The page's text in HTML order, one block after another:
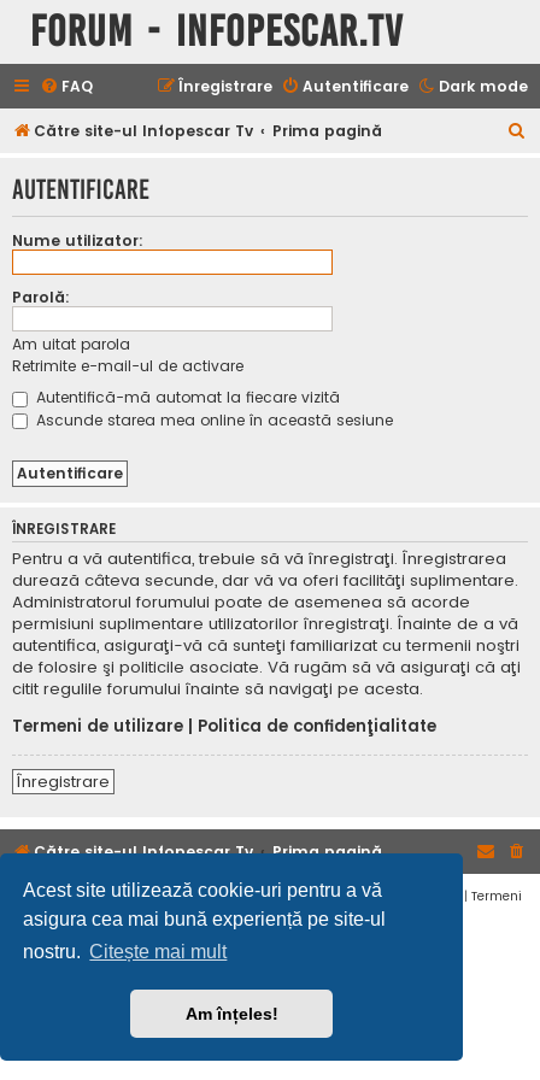
Acest site utilizează cookie-uri pentru a vă
asigura cea mai bună experiență pe site-ul
nostru. Citește mai mult
Am înțeles!
Forum - InfoPescar.Tv
Dark mode
FAQ Autentificare
Înregistrare
Către site-ul Infopescar Tv Prima pagină
t
Autentificare
Nume utilizator:
Parolă:
Am uitat parola
Retrimite e-mail-ul de activare
Autentifică-mă automat la fiecare vizită
Ascunde starea mea online în această sesiune
ÎNREGISTRARE
Pentru a vă autentifica, trebuie să vă înregistraţi. Înregistrarea
durează câteva secunde, dar vă va oferi facilităţi suplimentare.
Administratorul forumului poate de asemenea să acorde
permisiuni suplimentare utilizatorilor înregistraţi. Înainte de a vă
autentifica, asiguraţi-vă că sunteţi familiarizat cu termenii noştri
de folosire şi politicile asociate. Vă rugăm să vă asiguraţi că aţi
citit regulile forumului înainte să navigaţi pe acesta.
Termeni de utilizare
Politica de confidenţialitate
Înregistrare
Către site-ul Infopescar Tv Prima pagină
Confidențialitate | Termeni